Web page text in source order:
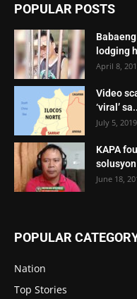
POPULAR POSTS
lodging
April 8,
Video
‘viral’
July 5,
KAPA
June 18,
POPULAR
Nation
Top Stories